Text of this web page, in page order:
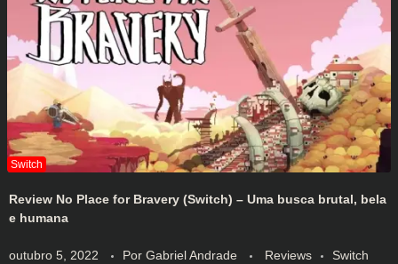
Review No Place for Bravery (Switch) – Uma busca brutal, bela
e humana
outubro 5, 2022 Por Gabriel Andrade Reviews Switch